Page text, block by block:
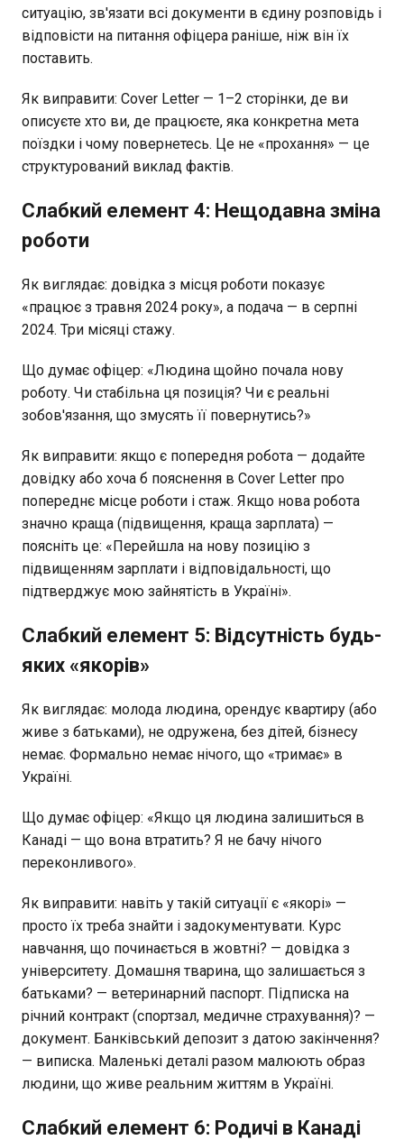
ситуацію, зв'язати всі документи в єдину розповідь і
відповісти на питання офіцера раніше, ніж він їх
поставить.
Як виправити: Cover Letter — 1–2 сторінки, де ви
описуєте хто ви, де працюєте, яка конкретна мета
поїздки і чому повернетесь. Це не «прохання» — це
структурований виклад фактів.
Слабкий елемент 4: Нещодавна зміна
роботи
Як виглядає: довідка з місця роботи показує
«працює з травня 2024 року», а подача — в серпні
2024. Три місяці стажу.
Що думає офіцер: «Людина щойно почала нову
роботу. Чи стабільна ця позиція? Чи є реальні
зобов'язання, що змусять її повернутись?»
Як виправити: якщо є попередня робота — додайте
довідку або хоча б пояснення в Cover Letter про
попереднє місце роботи і стаж. Якщо нова робота
значно краща (підвищення, краща зарплата) —
поясніть це: «Перейшла на нову позицію з
підвищенням зарплати і відповідальності, що
підтверджує мою зайнятість в Україні».
Слабкий елемент 5: Відсутність будь-
яких «якорів»
Як виглядає: молода людина, орендує квартиру (або
живе з батьками), не одружена, без дітей, бізнесу
немає. Формально немає нічого, що «тримає» в
Україні.
Що думає офіцер: «Якщо ця людина залишиться в
Канаді — що вона втратить? Я не бачу нічого
переконливого».
Як виправити: навіть у такій ситуації є «якорі» —
просто їх треба знайти і задокументувати. Курс
навчання, що починається в жовтні? — довідка з
університету. Домашня тварина, що залишається з
батьками? — ветеринарний паспорт. Підписка на
річний контракт (спортзал, медичне страхування)? —
документ. Банківський депозит з датою закінчення?
— виписка. Маленькі деталі разом малюють образ
людини, що живе реальним життям в Україні.
Слабкий елемент 6: Родичі в Канаді